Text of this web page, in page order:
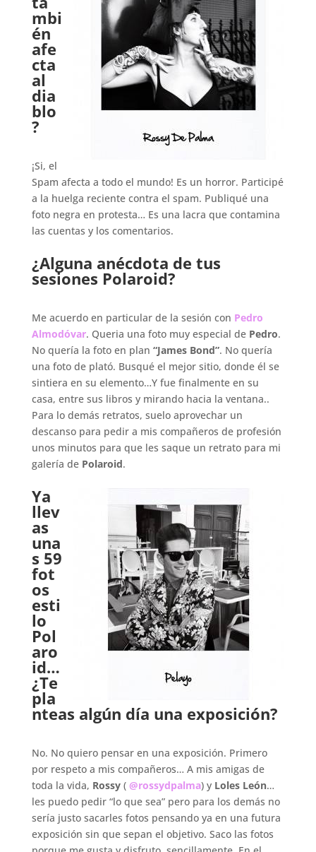
mbi
én
afe
cta
al
dia
blo
?
¡Si, el
Spam afecta a todo el mundo! Es un horror. Participé
a la huelga reciente contra el spam. Publiqué una
foto negra en protesta… Es una lacra que contamina
las cuentas y los comentarios.
¿Alguna anécdota de tus
sesiones Polaroid?
Me acuerdo en particular de la sesión con Pedro
Almodóvar. Queria una foto muy especial de Pedro.
No quería la foto en plan “James Bond”. No quería
una foto de plató. Busqué el mejor sitio, donde él se
sintiera en su elemento…Y fue finalmente en su
casa, entre sus libros y mirando hacia la ventana..
Para lo demás retratos, suelo aprovechar un
descanso para pedir a mis compañeros de profesión
unos minutos para que les saque un retrato para mi
galería de Polaroid.
Ya
llev
as
una
s 59
fot
os
esti
lo
Pol
aro
id…
¿Te
pla
nteas algún día una exposición?
No. No quiero pensar en una exposición. Primero
por respeto a mis compañeros… A mis amigas de
toda la vida, Rossy( @rossydpalma) y Loles León…
les puedo pedir “lo que sea” pero para los demás no
sería justo sacarles fotos pensando ya en una futura
exposición sin que sepan el objetivo. Saco las fotos